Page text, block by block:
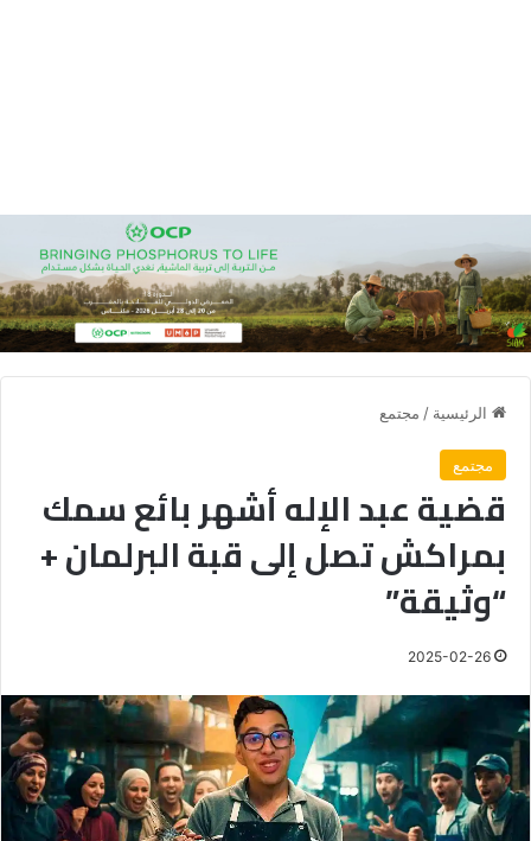
الرئيسية / مجتمع
مجتمع
قضية عبد الإله أشهر بائع سمك
بمراكش تصل إلى قبة البرلمان +
“وثيقة”
2025-02-26